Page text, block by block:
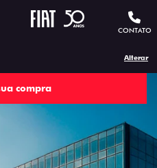
CONTATO
Alterar
compra